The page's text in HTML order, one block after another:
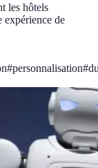
les hôtels
de
#personnalisation#